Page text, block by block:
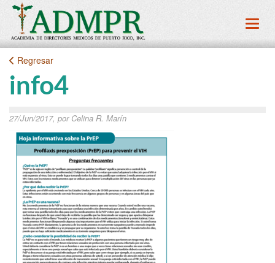
Regresar
info4
27/Jun/2017, por Celina R. Marín